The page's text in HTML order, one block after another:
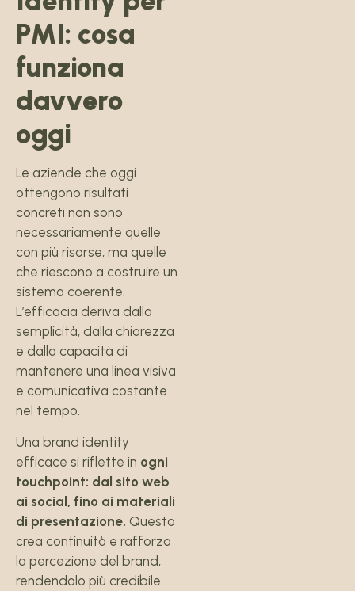
PMI: cosa
funziona
davvero
oggi
Le aziende che oggi
ottengono risultati
concreti non sono
necessariamente quelle
con più risorse, ma quelle
che riescono a costruire un
sistema coerente.
L’efficacia deriva dalla
semplicità, dalla chiarezza
e dalla capacità di
mantenere una linea visiva
e comunicativa costante
nel tempo.
Una brand identity
efficace si riflette in ogni
touchpoint: dal sito web
ai social, fino ai materiali
di presentazione. Questo
crea continuità e rafforza
la percezione del brand,
rendendolo più credibile